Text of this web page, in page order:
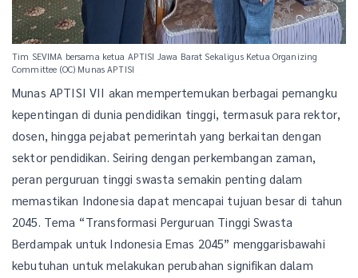
Tim SEVIMA bersama ketua APTISI Jawa Barat Sekaligus Ketua Organizing
Committee (OC) Munas APTISI
Munas APTISI VII akan mempertemukan berbagai pemangku
kepentingan di dunia pendidikan tinggi, termasuk para rektor,
dosen, hingga pejabat pemerintah yang berkaitan dengan
sektor pendidikan. Seiring dengan perkembangan zaman,
peran perguruan tinggi swasta semakin penting dalam
memastikan Indonesia dapat mencapai tujuan besar di tahun
2045. Tema “Transformasi Perguruan Tinggi Swasta
Berdampak untuk Indonesia Emas 2045” menggarisbawahi
kebutuhan untuk melakukan perubahan signifikan dalam